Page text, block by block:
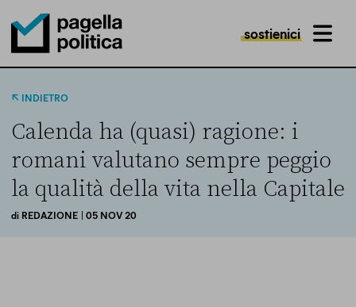
Pagella Politica Logo
sostienici MENU
INDIETRO
Calenda ha (quasi) ragione: i
romani valutano sempre peggio
la qualità della vita nella Capitale
di REDAZIONE | 05 NOV 20